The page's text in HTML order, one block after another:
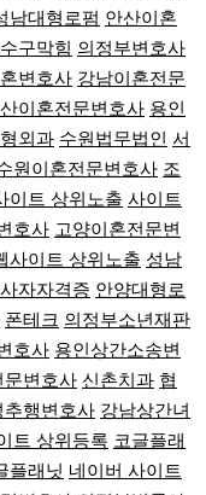
남대형로펌 안산이혼
구막힘 의정부변호사
변호사 강남이혼전문
이혼전문변호사 용인
외과 수원법무법인
서
원이혼전문변호사 조
이트 상위노출 사이트
호사 고양이혼전문변
사이트 상위노출 성남
자자격증 안양대형로
폰테크 의정부소년재판
호사 용인상간소송변
문변호사 신촌치과 협
추행변호사 강남상간녀
트 상위등록 코글플래
플래닛 네이버 사이트